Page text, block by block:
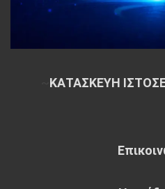
ΚΑΤΑΣΚΕΥΗ